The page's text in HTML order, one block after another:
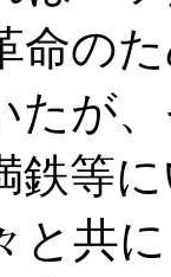
命の
たが
鉄等
と共